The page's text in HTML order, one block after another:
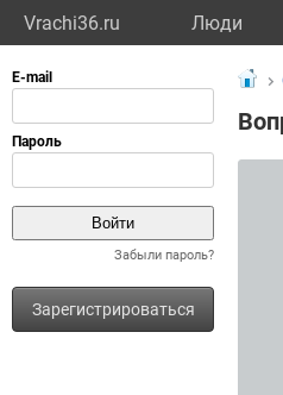
Vrachi36.ru Люди
Забыли пароль?
Зарегистрироваться